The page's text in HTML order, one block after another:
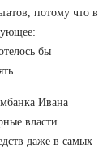
потому что в
бы
Ивана
власти
даже в самых